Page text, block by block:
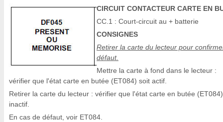
CIRCUIT CONTACTEUR CARTE EN
CC.1 : Court-circuit au + batterie
CONSIGNES
Retirer la carte du lecteur pour
défaut.
Mettre la carte à fond dans le lecteur :
vérifier que l'état carte en butée (ET084) soit actif.
Retirer la carte du lecteur : vérifier que l'état carte en butée
inactif.
En cas de défaut, voir ET084.